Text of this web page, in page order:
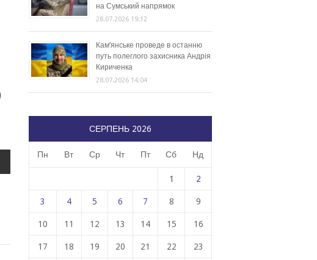
на Сумський напрямок
28.07.2026 19:12
Кам’янське проведе в останню
путь полеглого захисника Андрія
Кириченка
28.07.2026 14:04
СЕРПЕНЬ 2026
Пн Вт Ср Чт Пт Сб Нд
1 2
3 4 5 6 7 8 9
10 11 12 13 14 15 16
17 18 19 20 21 22 23